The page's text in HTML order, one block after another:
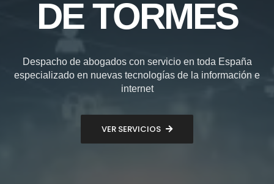
DE TORMES
Despacho de abogados con servicio en toda España
especializado en nuevas tecnologías de la información e
internet
VER SERVICIOS